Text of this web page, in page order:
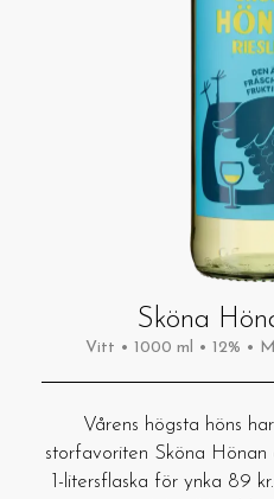
Sköna
Vitt • 1000 ml • 12% •
Vårens högsta höns
storfavoriten Sköna
1-litersflaska för ynka 89